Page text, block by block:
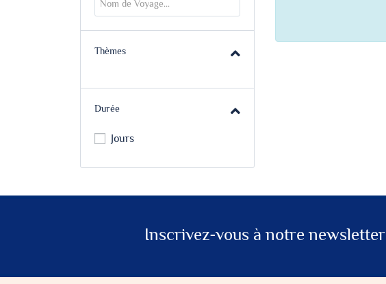
Thèmes
Durée
Jours
Inscrivez-vous à notre newsletter